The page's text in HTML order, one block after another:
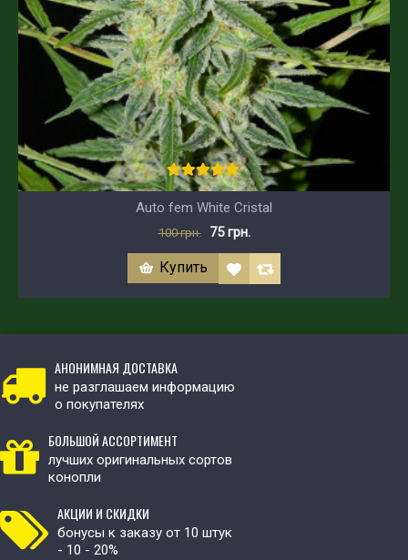
Auto fem White Cristal
100 грн. 75 грн.
Купить
АНОНИМНАЯ ДОСТАВКА
не разглашаем информацию
о покупателях
БОЛЬШОЙ АССОРТИМЕНТ
лучших оригинальных сортов
конопли
АКЦИИ И СКИДКИ
бонусы к заказу от 10 штук
- 10 - 20%